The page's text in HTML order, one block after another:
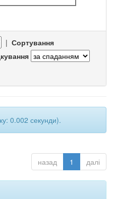
| Сортування
0.002 секунди).
назад 1 далі